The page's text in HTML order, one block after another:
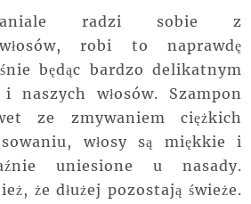
radzi sobie z
robi to naprawdę
będąc bardzo delikatnym
naszych włosów. Szampon
ze zmywaniem ciężkich
włosy są miękkie i
uniesione u nasady.
że dłużejpozostają świeże.